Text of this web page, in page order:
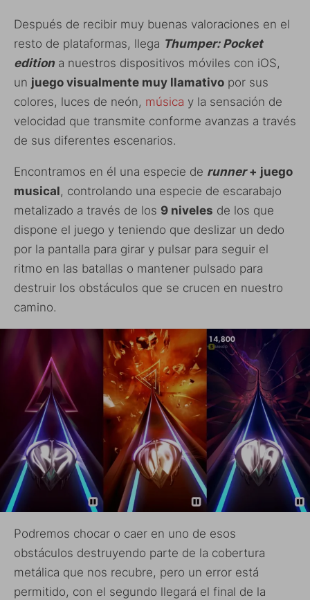
Después de recibir muy buenas valoraciones en el
resto de plataformas, llega Thumper: Pocket
edition a nuestros dispositivos móviles con iOS,
un juego visualmente muy llamativo por sus
colores, luces de neón, música y la sensación de
velocidad que transmite conforme avanzas a través
de sus diferentes escenarios.
Encontramos en él una especie de runner+ juego
musical, controlando una especie de escarabajo
metalizado a través de los 9 niveles de los que
dispone el juego y teniendo que deslizar un dedo
por la pantalla para girar y pulsar para seguir el
ritmo en las batallas o mantener pulsado para
destruir los obstáculos que se crucen en nuestro
camino.
Podremos chocar o caer en uno de esos
obstáculos destruyendo parte de la cobertura
metálica que nos recubre, pero un error está
permitido, con el segundo llegará el final de la